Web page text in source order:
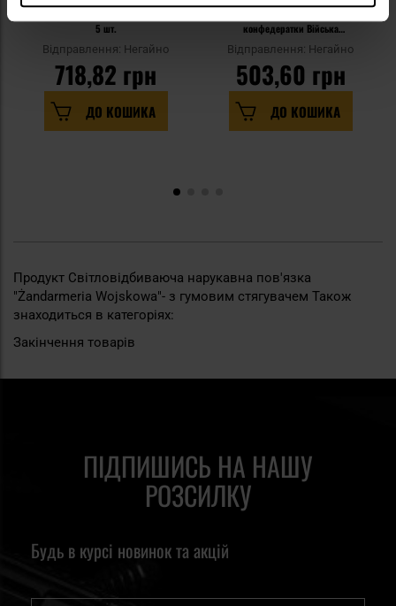
Емблема «Прапор» wz.814/MON -
5 шт.
Відправлення: Негайно
718,82 грн
ДО КОШИКА
Темно-синя околиця для
конфедератки Війська
Польського - старший сержант
Відправлення: Негайно
503,60 грн
ДО КОШИКА
Продукт Світловідбиваюча нарукавна пов'язка
"Żandarmeria Wojskowa"- з гумовим стягувачем Також
знаходиться в категоріях:
Закінчення товарів
ПІДПИШИСЬ НА НАШУ
РОЗСИЛКУ
Будь в курсі новинок та акцій